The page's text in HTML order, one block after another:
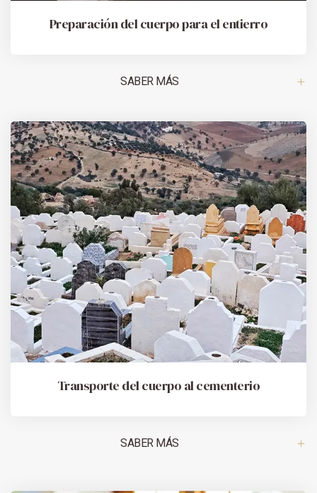
Preparación del cuerpo para el entierro
SABER MÁS
Transporte del cuerpo al cementerio
SABER MÁS